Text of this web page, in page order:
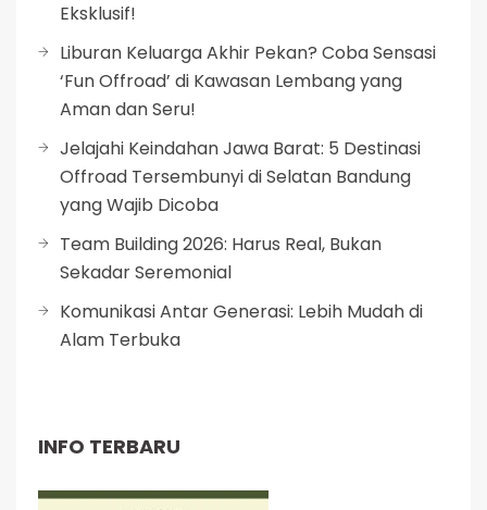
Eksklusif!
Liburan Keluarga Akhir Pekan? Coba Sensasi
‘Fun Offroad’ di Kawasan Lembang yang
Aman dan Seru!
Jelajahi Keindahan Jawa Barat: 5 Destinasi
Offroad Tersembunyi di Selatan Bandung
yang Wajib Dicoba
Team Building 2026: Harus Real, Bukan
Sekadar Seremonial
Komunikasi Antar Generasi: Lebih Mudah di
Alam Terbuka
INFO TERBARU